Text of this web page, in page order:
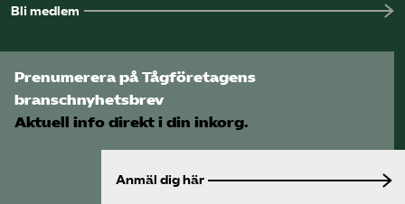
Bli medlem
Prenumerera på Tågföretagens
branschnyhetsbrev
Aktuell info direkt i din inkorg.
Anmäl dig här